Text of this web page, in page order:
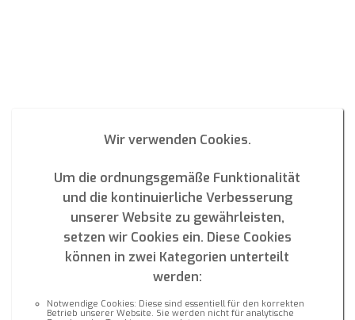
Wir verwenden Cookies.
Um die ordnungsgemäße Funktionalität
und die kontinuierliche Verbesserung
unserer Website zu gewährleisten,
setzen wir Cookies ein. Diese Cookies
können in zwei Kategorien unterteilt
werden:
Notwendige Cookies: Diese sind essentiell für den korrekten
Betrieb unserer Website. Sie werden nicht für analytische